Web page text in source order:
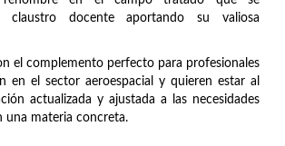
claustro docente aportando su valiosa
el complemento perfecto para profesionales
en el sector aeroespacial y quieren estar al
actualizada y ajustada a las necesidades
una materia concreta.